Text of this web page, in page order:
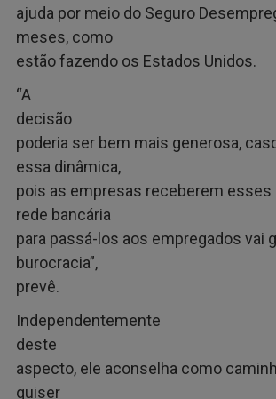
ajuda por meio do Seguro
meses, como
estão fazendo os Estados Unidos.
“A
decisão
poderia ser bem mais generosa,
essa dinâmica,
pois as empresas receberem esses
rede bancária
para passá-los aos empregados vai
burocracia”,
prevê.
Independentemente
deste
aspecto, ele aconselha como
quiser